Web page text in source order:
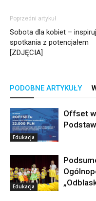
Poprzedni artykuł
Sobota dla kobiet –
spotkania z potencjałem
[ZDJĘCIA]
PODOBNE ARTYKUŁY
Edukacja
Offset
Edukacja